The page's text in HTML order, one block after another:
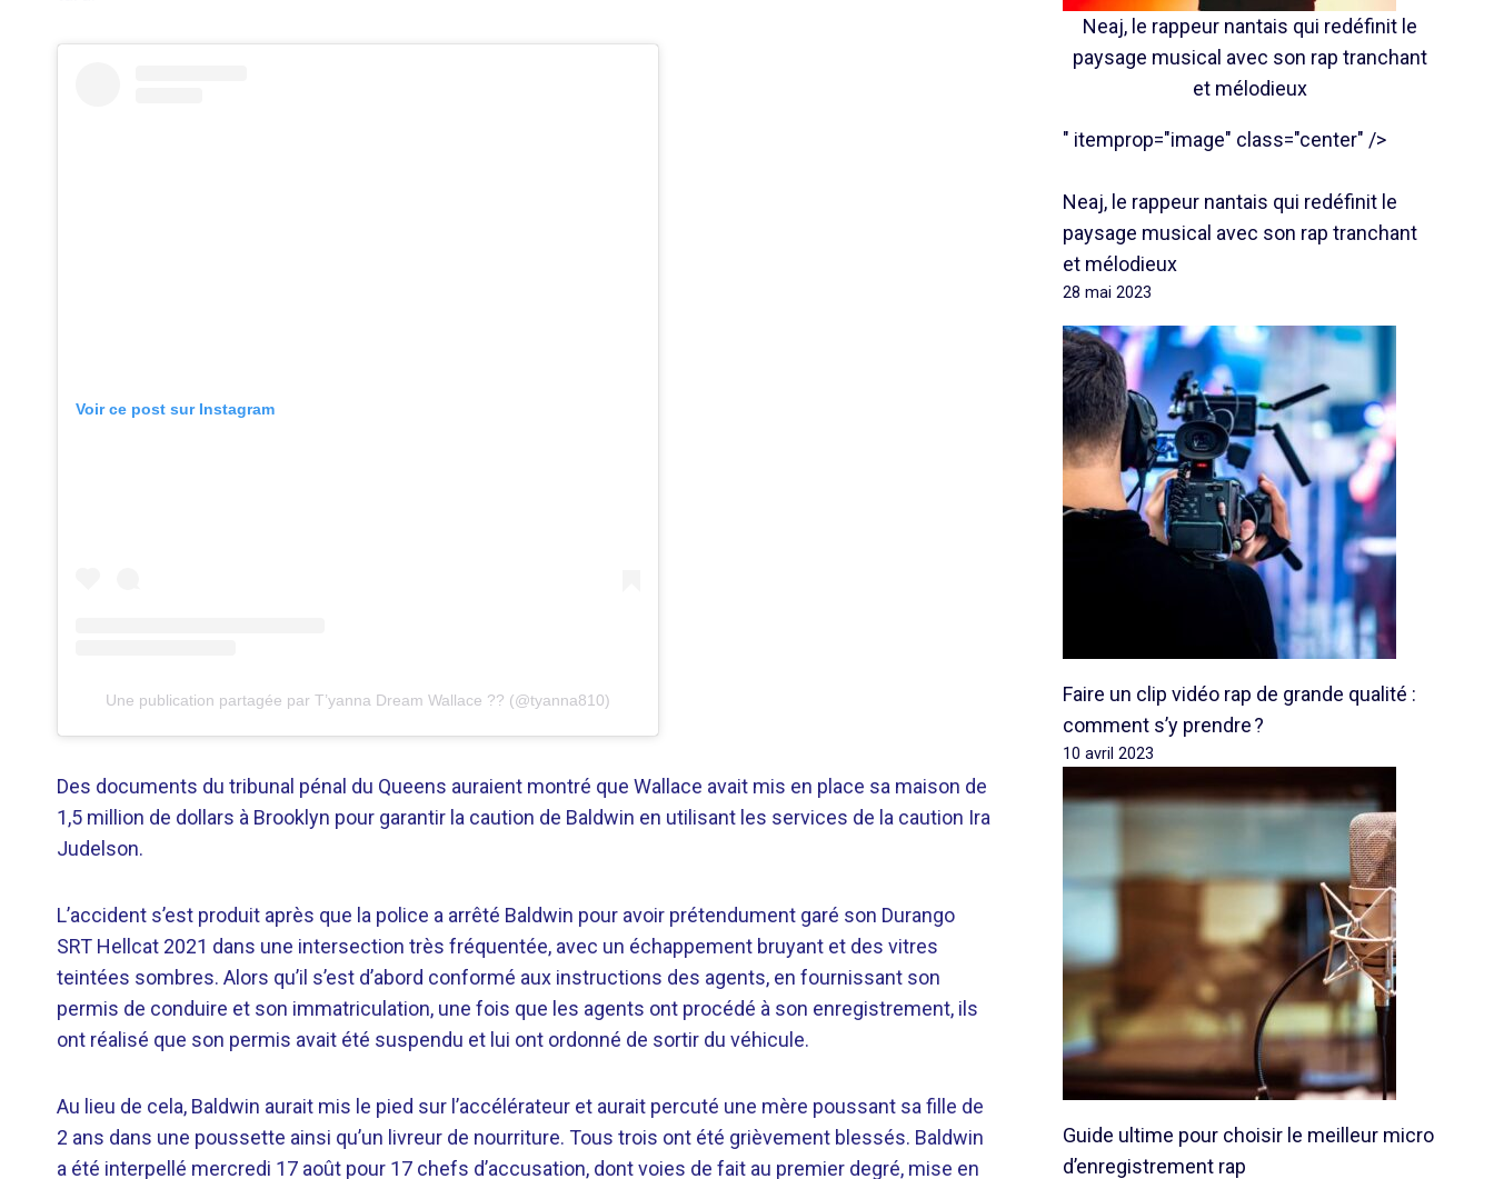
Voir ce post sur Instagram
Une publication partagée par T’yanna Dream Wallace ?? (@tyanna810)
Des documents du tribunal pénal du Queens auraient montré que Wallace avait mis en place sa maison de
1,5 million de dollars à Brooklyn pour garantir la caution de Baldwin en utilisant les services de la caution Ira
Judelson.
L’accident s’est produit après que la police a arrêté Baldwin pour avoir prétendument garé son Durango
SRT Hellcat 2021 dans une intersection très fréquentée, avec un échappement bruyant et des vitres
teintées sombres. Alors qu’il s’est d’abord conformé aux instructions des agents, en fournissant son
permis de conduire et son immatriculation, une fois que les agents ont procédé à son enregistrement, ils
ont réalisé que son permis avait été suspendu et lui ont ordonné de sortir du véhicule.
Au lieu de cela, Baldwin aurait mis le pied sur l’accélérateur et aurait percuté une mère poussant sa fille de
2 ans dans une poussette ainsi qu’un livreur de nourriture. Tous trois ont été grièvement blessés. Baldwin
a été interpellé mercredi 17 août pour 17 chefs d’accusation, dont voies de fait au premier degré, mise en
Neaj, le rappeur nantais qui redéfinit le
paysage musical avec son rap tranchant
et mélodieux
" itemprop="image" class="center" />
Neaj, le rappeur nantais qui redéfinit le
paysage musical avec son rap tranchant
et mélodieux
28 mai 2023
Faire un clip vidéo rap de grande qualité :
comment s’y prendre ?
10 avril 2023
Guide ultime pour choisir le meilleur micro
d’enregistrement rap